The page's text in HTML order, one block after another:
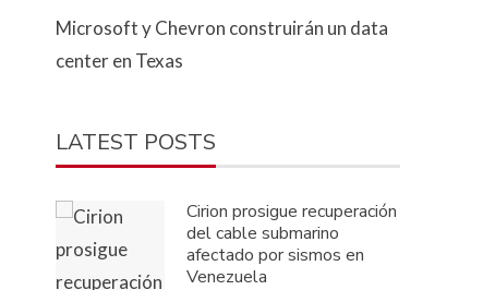
Microsoft y Chevron construirán un data
center en Texas
LATEST POSTS
Cirion prosigue recuperación
del cable submarino
afectado por sismos en
Venezuela